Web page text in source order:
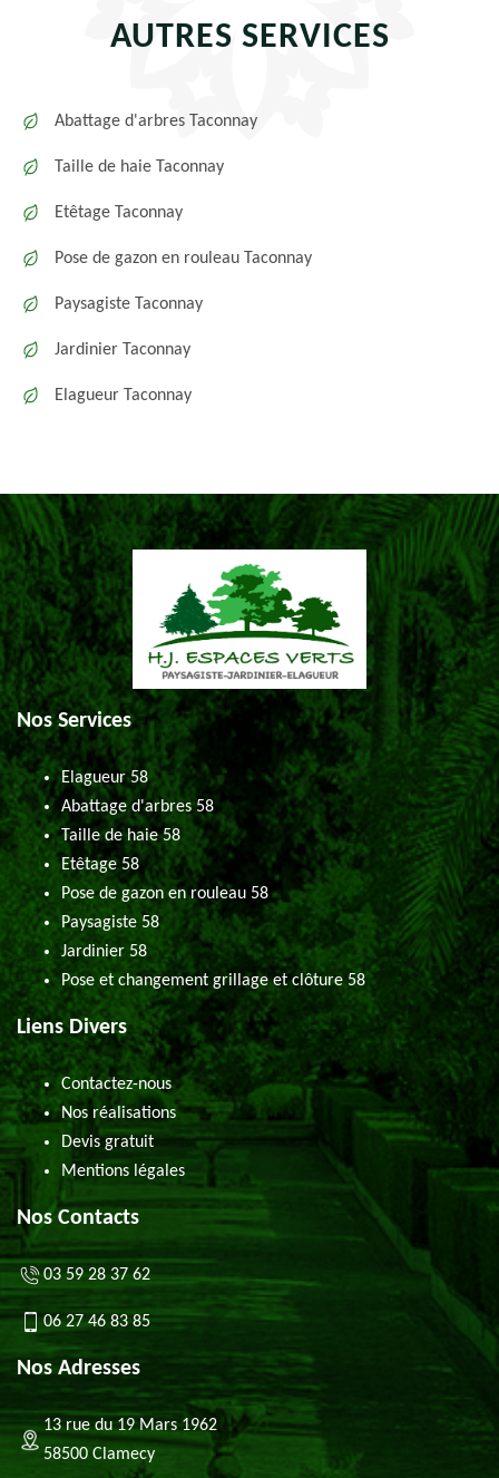
AUTRES SERVICES
Abattage d'arbres Taconnay
Taille de haie Taconnay
Etêtage Taconnay
Pose de gazon en rouleau Taconnay
Paysagiste Taconnay
Jardinier Taconnay
Elagueur Taconnay
Nos Services
Elagueur 58
Abattage d'arbres 58
Taille de haie 58
Etêtage 58
Pose de gazon en rouleau 58
Paysagiste 58
Jardinier 58
Pose et changement grillage et clôture 58
Liens Divers
Contactez-nous
Nos réalisations
Devis gratuit
Mentions légales
Nos Contacts
03 59 28 37 62
06 27 46 83 85
Nos Adresses
13 rue du 19 Mars 1962
58500 Clamecy